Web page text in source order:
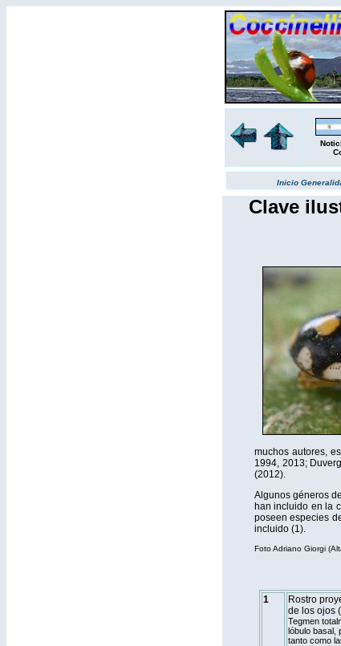
Inicio
Clave
muchos autores,
1994, 2013;
(2012).
Algunos géneros
han incluido en la
poseen especies
incluido (1).
Foto Adriano Giorgi
1
Rostro
de los ojos (
Tegmen
lóbulo basal,
tanto como